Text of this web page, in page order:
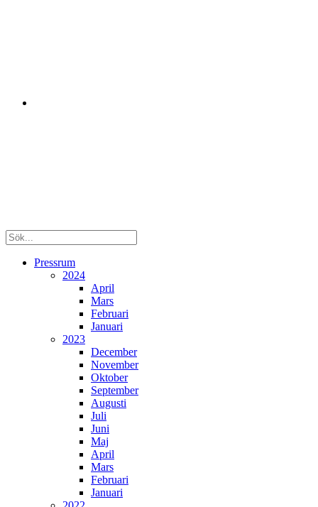
Pressrum
2024
April
Mars
Februari
Januari
2023
December
November
Oktober
September
Augusti
Juli
Juni
Maj
April
Mars
Februari
Januari